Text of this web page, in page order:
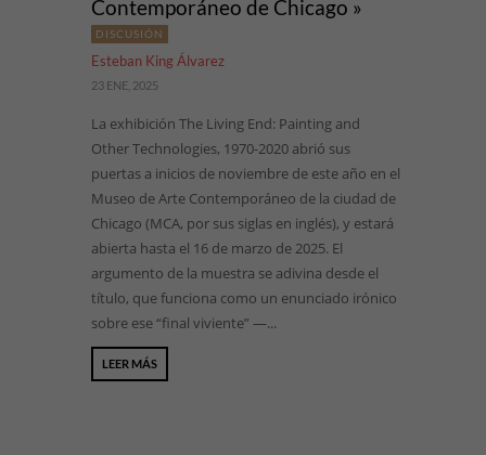
Contemporáneo de Chicago »
DISCUSIÓN
Esteban King Álvarez
23 ENE, 2025
La exhibición The Living End: Painting and
Other Technologies, 1970-2020 abrió sus
puertas a inicios de noviembre de este año en el
Museo de Arte Contemporáneo de la ciudad de
Chicago (MCA, por sus siglas en inglés), y estará
abierta hasta el 16 de marzo de 2025. El
argumento de la muestra se adivina desde el
título, que funciona como un enunciado irónico
sobre ese “final viviente” —...
LEER MÁS